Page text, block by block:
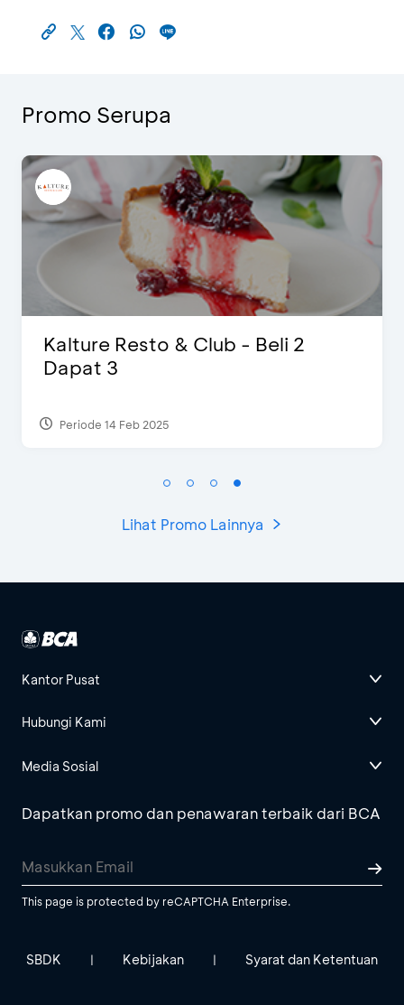
Promo Serupa
D’Cost - Diskon 50%
Periode 17 Sep 2023
Lihat Promo Lainnya
Kantor Pusat
Hubungi Kami
Media Sosial
Dapatkan promo dan penawaran terbaik dari BCA
This page is protected by reCAPTCHA Enterprise.
SBDK | Kebijakan | Syarat dan Ketentuan